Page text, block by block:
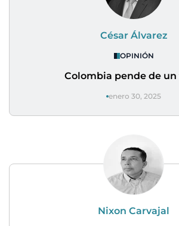
César Álvarez
OPINIÓN
Colombia pende de
enero 30, 2025
Nixon Carvajal